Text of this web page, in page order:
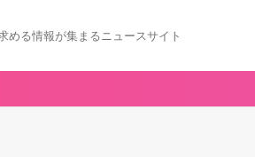
める情報が集まるニュースサイト